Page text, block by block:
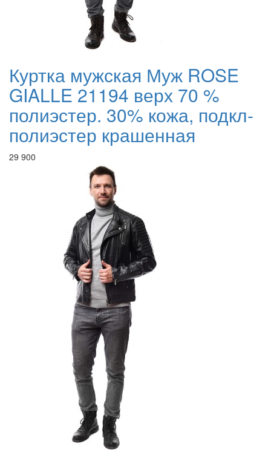
Куртка мужская Муж ROSE
GIALLE 21194 верх 70 %
полиэстер. 30% кожа, подкл-
полиэстер крашенная
29 900